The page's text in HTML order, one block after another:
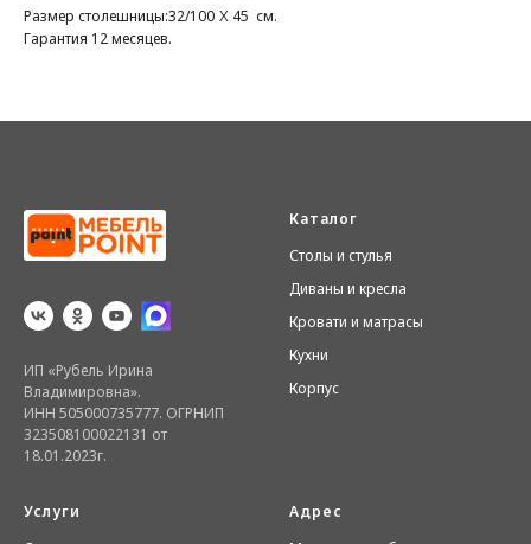
Размер столешницы:32/100 х 45 см.
Гарантия 12 месяцев.
ИП «Рубель Ирина
Владимировна».
ИНН 505000735777. ОГРНИП
323508100022131 от
18.01.2023г.
Каталог
Столы и стулья
Диваны и кресла
Кровати и матрасы
Кухни
Корпус
Услуги
Адрес